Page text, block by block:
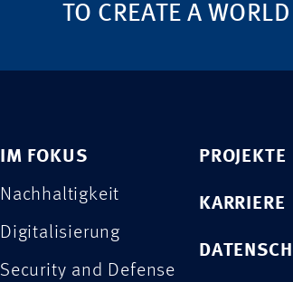
TO CREATE A
IM FOKUS
Nachhaltigkeit
Digitalisierung
Security and Defense
PROJEKTE
KARRIERE